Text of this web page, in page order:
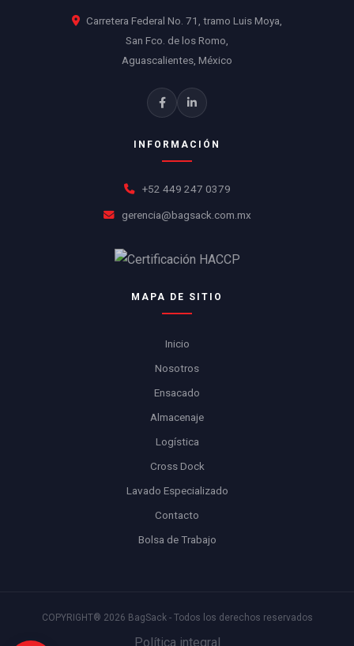
Carretera Federal No. 71, tramo Luis Moya,
San Fco. de los Romo,
Aguascalientes, México
INFORMACIÓN
+52 449 247 0379
gerencia@bagsack.com.mx
MAPA DE SITIO
Inicio
Nosotros
Ensacado
Almacenaje
Logística
Cross Dock
Lavado Especializado
Contacto
Bolsa de Trabajo
COPYRIGHT® 2026 BagSack - Todos los derechos reservados
Política integral